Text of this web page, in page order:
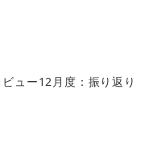
ビュー12月度：振り返り